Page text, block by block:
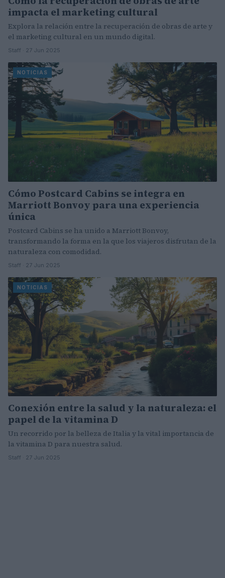
impacta el marketing cultural
Explora la relación entre la recuperación de obras de arte y
el marketing cultural en un mundo digital.
Staff · 27 Jun 2025
NOTICIAS
Cómo Postcard Cabins se integra en
Marriott Bonvoy para una experiencia
única
Postcard Cabins se ha unido a Marriott Bonvoy,
transformando la forma en la que los viajeros disfrutan de la
naturaleza con comodidad.
Staff · 27 Jun 2025
NOTICIAS
Conexión entre la salud y la naturaleza: el
papel de la vitamina D
Un recorrido por la belleza de Italia y la vital importancia de
la vitamina D para nuestra salud.
Staff · 27 Jun 2025